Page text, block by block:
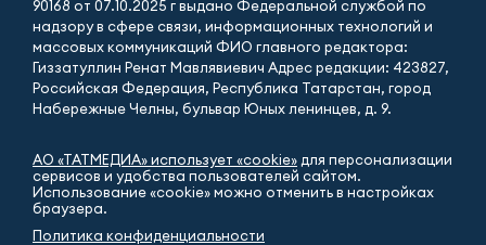
90168 от 07.10.2025 г выдано Федеральной службой по
надзору в сфере связи, информационных технологий и
массовых коммуникаций ФИО главного редактора:
Гиззатуллин Ренат Мавлявиевич Адрес редакции: 423827,
Российская Федерация, Республика Татарстан, город
Набережные Челны, бульвар Юных ленинцев, д. 9.
АО «ТАТМЕДИА» использует «cookie» для персонализации
сервисов и удобства пользователей сайтом.
Использование «cookie» можно отменить в настройках
браузера.
Политика конфиденциальности